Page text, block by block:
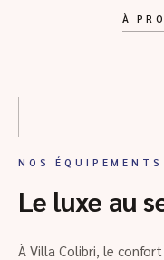
À
NOS ÉQUIPEMENTS
Le luxe au
À Villa Colibri, le